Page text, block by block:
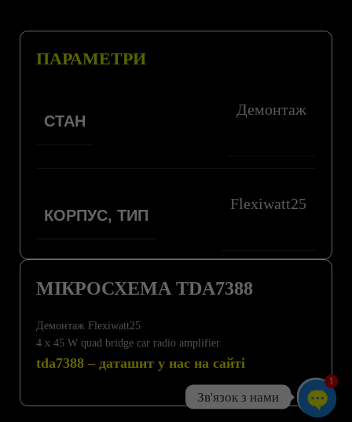
МІКРОСХЕМА TDA7388
Демонтаж Flexiwatt25
4 x 45 W quad bridge car radio amplifier
tda7388 – даташит у нас на сайті
ПАРАМЕТРИ
СТАН
Демонтаж
КОРПУС, ТИП
Flexiwatt25
Зв'язок з нами
1